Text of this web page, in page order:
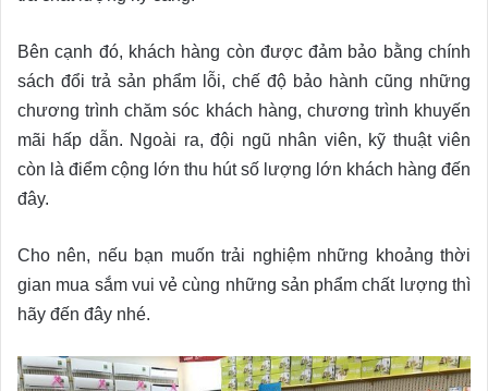
Bên cạnh đó, khách hàng còn được đảm bảo bằng chính
sách đổi trả sản phẩm lỗi, chế độ bảo hành cũng những
chương trình chăm sóc khách hàng, chương trình khuyến
mãi hấp dẫn. Ngoài ra, đội ngũ nhân viên, kỹ thuật viên
còn là điểm cộng lớn thu hút số lượng lớn khách hàng đến
đây.
Cho nên, nếu bạn muốn trải nghiệm những khoảng thời
gian mua sắm vui vẻ cùng những sản phẩm chất lượng thì
hãy đến đây nhé.